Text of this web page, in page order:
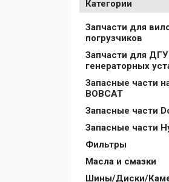
Категории
Запчасти для
погрузчиков
Запчасти для
генераторных
Запасные части
BOBCAT
Запасные части
Запасные части
Фильтры
Масла и смазки
Шины/Диски/